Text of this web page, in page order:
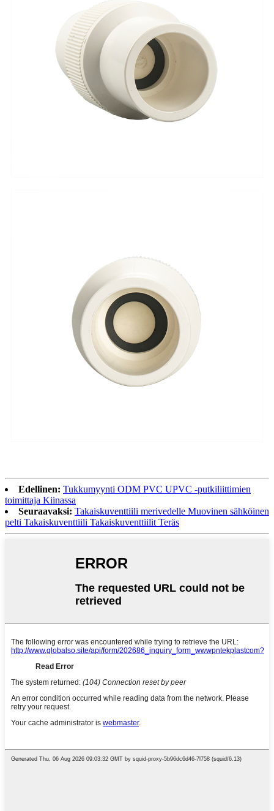
Edellinen: Tukkumyynti ODM PVC UPVC -putkiliittimien
toimittaja Kiinassa
Seuraavaksi: Takaiskuventtiili merivedelle Muovinen sähköinen
pelti Takaiskuventtiili Takaiskuventtiilit Teräs